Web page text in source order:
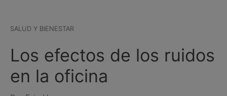
SALUD Y BIENESTAR
Los efectos de los ruidos
en la oficina